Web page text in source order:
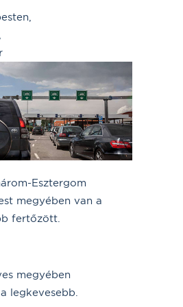
Esztergom
megyében van a
fertőzött.
megyében
legkevesebb.